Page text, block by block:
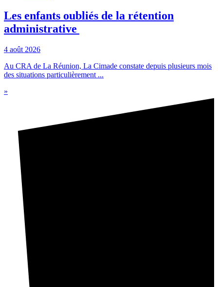
Les enfants oubliés de la rétention
administrative
4 août 2026
Au CRA de La Réunion, La Cimade constate depuis plusieurs mois
des situations particulièrement ...
»